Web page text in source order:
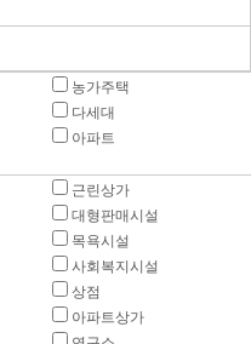
농가주택
다세대
아파트
근린상가
대형판매시설
목욕시설
사회복지시설
상점
아파트상가